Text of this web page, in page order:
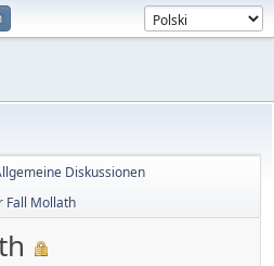
Diskussionen
Fall Mollath